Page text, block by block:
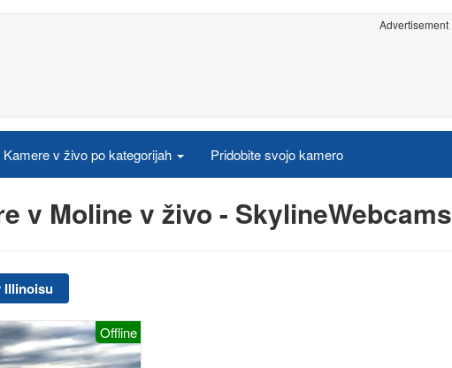
Advertisement
Kamere v živo po kategorijah Pridobite svojo kamero
v Moline v živo - SkylineWebcams
Illinoisu
Offline